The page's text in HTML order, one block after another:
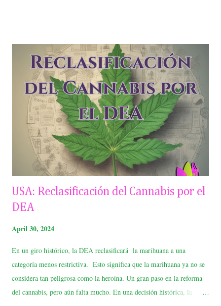
de primera calidad que optimizarán todos los aspectos de su estilo de
vida. Cuenta con localidades en Dorado, Aguadilla, Bayamon e Isla
Verde. Utiliza el código latinascannapreneurs en el siguiente site:
https://encantotree.com/get-certified/ ya sea renovación o para la
licencia por primera vez. Términos y Condiciones 1. La oferta es
para certificar pacientes sin costo alguno pero al buscar el lic...
USA: Reclasificación del Cannabis por el
DEA
April 30, 2024
En un giro histórico, la DEA reclasificará la marihuana a una
categoría menos restrictiva. Esto significa que la marihuana ya no se
considera tan peligrosa como la heroína. Un gran paso en la reforma
del cannabis, pero aún falta mucho. En una decisión histórica, la